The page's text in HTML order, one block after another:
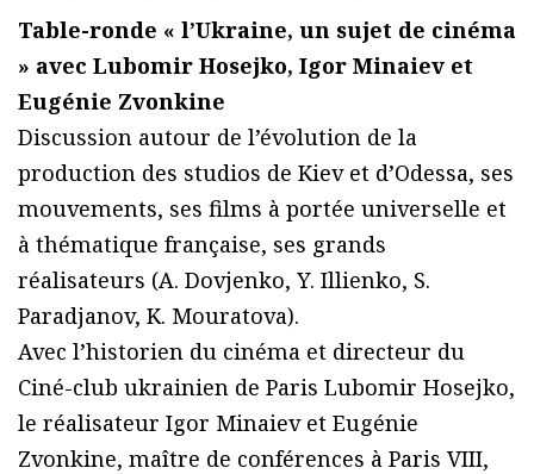
Table-ronde « l’Ukraine, un sujet de cinéma
» avec Lubomir Hosejko, Igor Minaiev et
Eugénie Zvonkine
Discussion autour de l’évolution de la
production des studios de Kiev et d’Odessa, ses
mouvements, ses films à portée universelle et
à thématique française, ses grands
réalisateurs (A. Dovjenko, Y. Illienko, S.
Paradjanov, K. Mouratova).
Avec l’historien du cinéma et directeur du
Ciné-club ukrainien de Paris Lubomir Hosejko,
le réalisateur Igor Minaiev et Eugénie
Zvonkine, maître de conférences à Paris VIII,